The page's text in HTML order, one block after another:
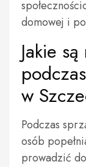
domowej i
Jakie
w
Podczas
osób
prowadzić